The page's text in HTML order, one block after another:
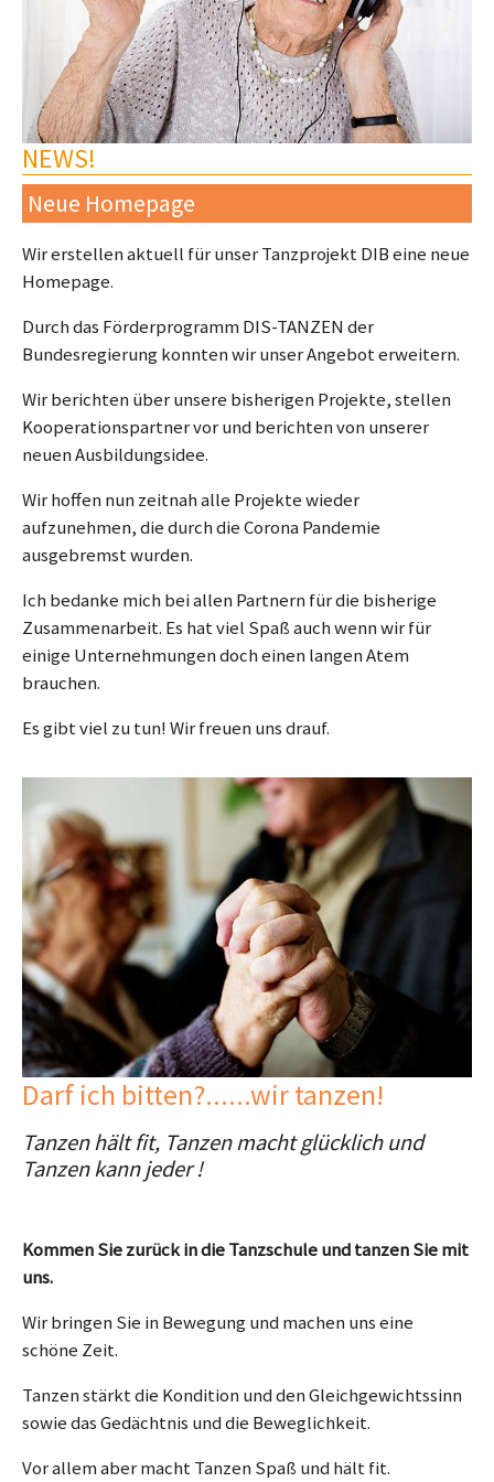
NEWS!
Neue Homepage
Wir erstellen aktuell für unser Tanzprojekt DIB eine neue
Homepage.
Durch das Förderprogramm DIS-TANZEN der
Bundesregierung konnten wir unser Angebot erweitern.
Wir berichten über unsere bisherigen Projekte, stellen
Kooperationspartner vor und berichten von unserer
neuen Ausbildungsidee.
Wir hoffen nun zeitnah alle Projekte wieder
aufzunehmen, die durch die Corona Pandemie
ausgebremst wurden.
Ich bedanke mich bei allen Partnern für die bisherige
Zusammenarbeit. Es hat viel Spaß auch wenn wir für
einige Unternehmungen doch einen langen Atem
brauchen.
Es gibt viel zu tun! Wir freuen uns drauf.
Darf ich bitten?......wir tanzen!
Tanzen hält fit, Tanzen macht glücklich und
Tanzen kann jeder !
Kommen Sie zurück in die Tanzschule und tanzen Sie mit
uns.
Wir bringen Sie in Bewegung und machen uns eine
schöne Zeit.
Tanzen stärkt die Kondition und den Gleichgewichtssinn
sowie das Gedächtnis und die Beweglichkeit.
Vor allem aber macht Tanzen Spaß und hält fit.